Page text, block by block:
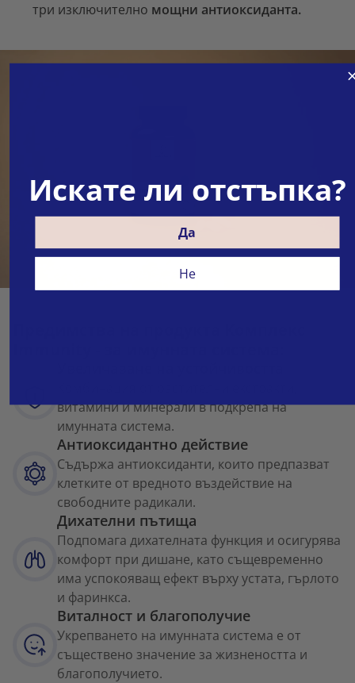
три изключително мощни антиоксиданта.
витамини и минерали в подкрепа на
имунната система.
Антиоксидантно действие
Съдържа антиоксиданти, които предпазват
клетките от вредното въздействие на
свободните радикали.
Дихателни пътища
Подпомага дихателната функция и осигурява
комфорт при дишане, като същевременно
има успокояващ ефект върху устата, гърлото
и фаринкса.
Виталност и благополучие
Укрепването на имунната система е от
съществено значение за жизнеността и
благополучието.
Искате ли отстъпка?
Да
Не